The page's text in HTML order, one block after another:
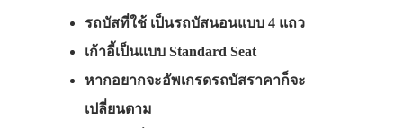
รถบัสที่ใช้ เป็นรถบัสนอนแบบ 4 แถว
เก้าอี้เป็นแบบ Standard Seat
หากอยากจะอัพเกรดรถบัสราคาก็จะ
เปลี่ยนตาม